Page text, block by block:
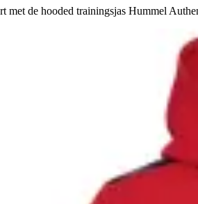
met de hooded trainingsjas Hummel